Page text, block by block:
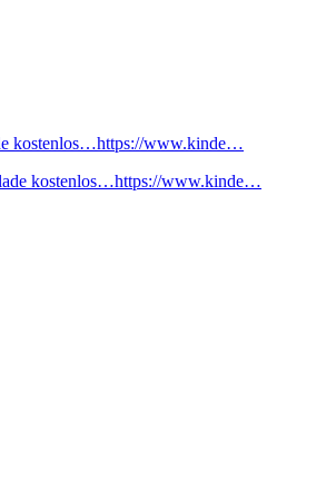
kostenlos…https://www.kinde…
kostenlos…https://www.kinde…